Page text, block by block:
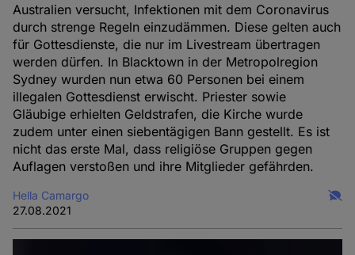
Australien versucht, Infektionen mit dem Coronavirus
durch strenge Regeln einzudämmen. Diese gelten auch
für Gottesdienste, die nur im Livestream übertragen
werden dürfen. In Blacktown in der Metropolregion
Sydney wurden nun etwa 60 Personen bei einem
illegalen Gottesdienst erwischt. Priester sowie
Gläubige erhielten Geldstrafen, die Kirche wurde
zudem unter einen siebentägigen Bann gestellt. Es ist
nicht das erste Mal, dass religiöse Gruppen gegen
Auflagen verstoßen und ihre Mitglieder gefährden.
Hella Camargo
27.08.2021